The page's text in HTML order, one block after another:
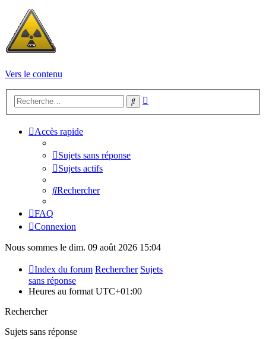
Vers le contenu
Rechercher
Accès rapide
Sujets sans réponse
Sujets actifs
Rechercher
FAQ
Connexion
Nous sommes le dim. 09 août 2026 15:04
Index du forum Rechercher Sujets
sans réponse
Heures au format UTC+01:00
Rechercher
Sujets sans réponse